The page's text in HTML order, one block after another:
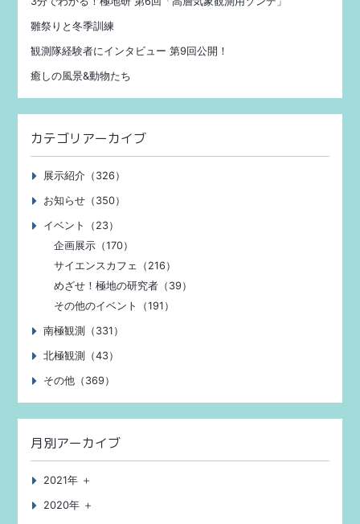
雛祭りと冬季訓練
観測隊経験者にインタビュー 第9回公開！
癒しの風景&動物たち
カテゴリアーカイブ
展示紹介（326）
お知らせ（350）
イベント（23）
企画展示（170）
サイエンスカフェ（216）
めざせ！極地の研究者（39）
その他のイベント（191）
南極観測（331）
北極観測（43）
その他（369）
月別アーカイブ
2021年 ＋
2020年 ＋